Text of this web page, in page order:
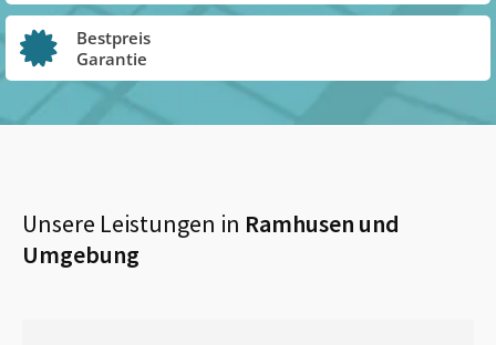
Bestpreis
Garantie
Unsere Leistungen in Ramhusen und
Umgebung